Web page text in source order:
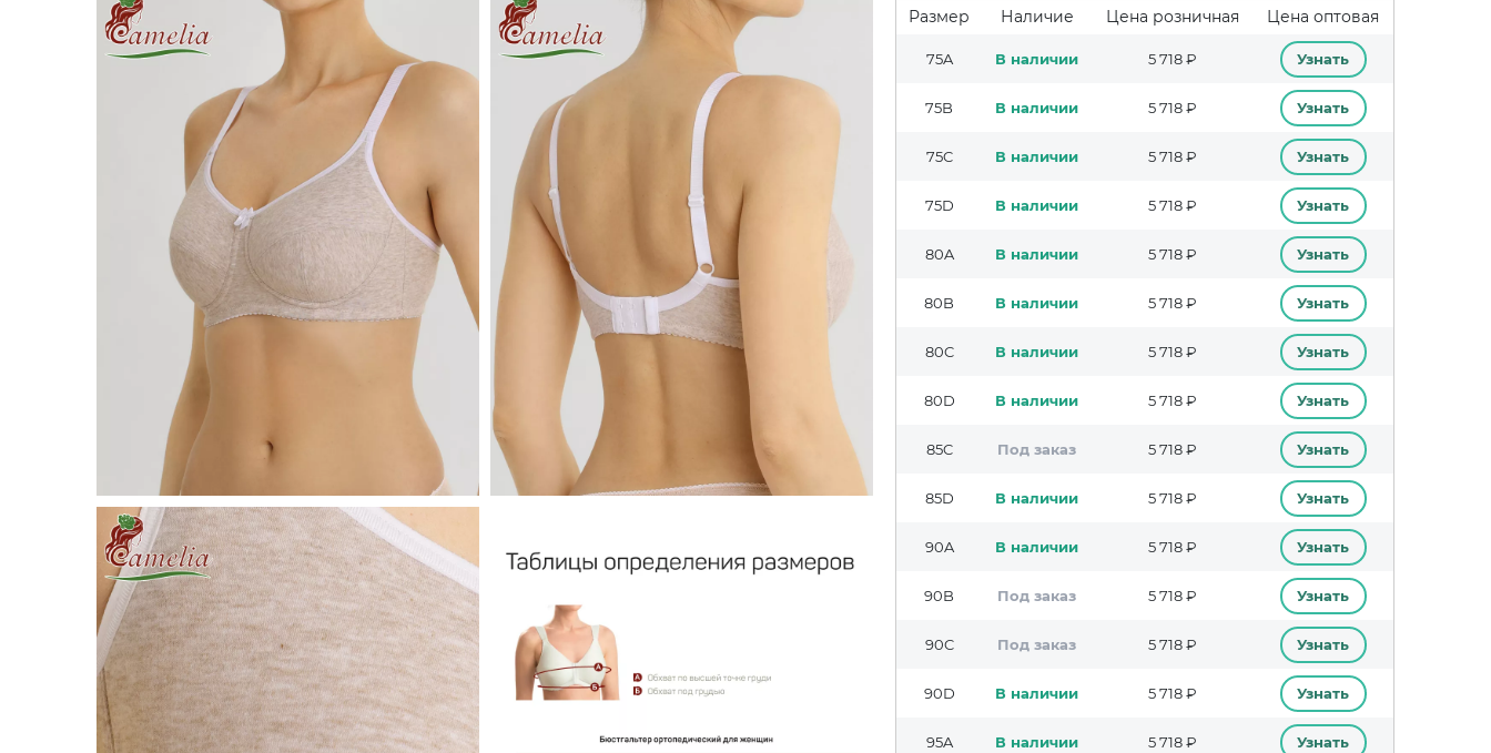
Размер Наличие Цена розничная Цена оптовая
75A В наличии 5 718 ₽ Узнать
75B В наличии 5 718 ₽ Узнать
75C В наличии 5 718 ₽ Узнать
75D В наличии 5 718 ₽ Узнать
80A В наличии 5 718 ₽ Узнать
80B В наличии 5 718 ₽ Узнать
80C В наличии 5 718 ₽ Узнать
80D В наличии 5 718 ₽ Узнать
85C Под заказ 5 718 ₽ Узнать
85D В наличии 5 718 ₽ Узнать
90A В наличии 5 718 ₽ Узнать
90B Под заказ 5 718 ₽ Узнать
90C Под заказ 5 718 ₽ Узнать
90D В наличии 5 718 ₽ Узнать
95A В наличии 5 718 ₽ Узнать